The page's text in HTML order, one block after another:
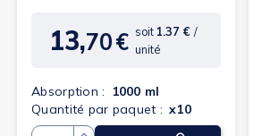
Prix
13,70€ soit 1.37 € /
unité
Absorption :
1000 ml
Quantité par paquet : x10